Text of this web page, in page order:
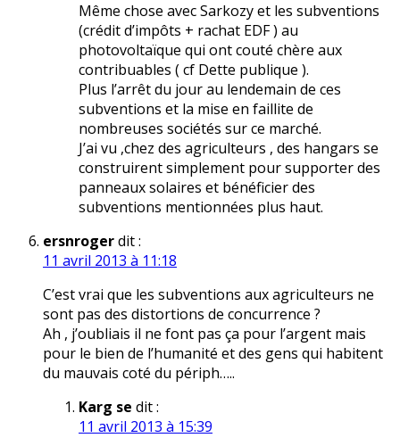
Même chose avec Sarkozy et les subventions
(crédit d’impôts + rachat EDF ) au
photovoltaïque qui ont couté chère aux
contribuables ( cf Dette publique ).
Plus l’arrêt du jour au lendemain de ces
subventions et la mise en faillite de
nombreuses sociétés sur ce marché.
J’ai vu ,chez des agriculteurs , des hangars se
construirent simplement pour supporter des
panneaux solaires et bénéficier des
subventions mentionnées plus haut.
ersnrogerdit :
11 avril 2013 à 11:18
C’est vrai que les subventions aux agriculteurs ne
sont pas des distortions de concurrence ?
Ah , j’oubliais il ne font pas ça pour l’argent mais
pour le bien de l’humanité et des gens qui habitent
du mauvais coté du périph…..
Karg se dit :
11 avril 2013 à 15:39